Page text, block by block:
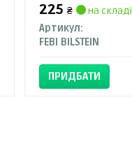
225₴
на складі
Артикул:
FEBI BILSTEIN
ПРИДБАТИ